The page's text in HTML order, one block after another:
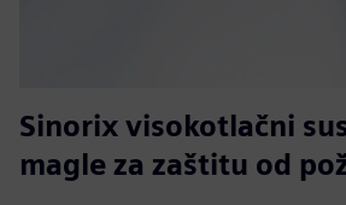
Sinorix visokotlačni
magle za zaštitu od